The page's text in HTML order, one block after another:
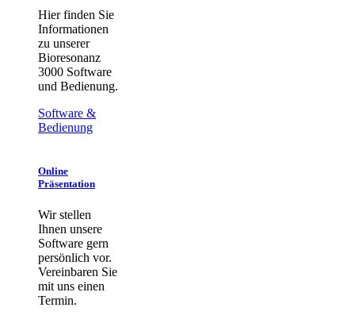
Hier finden Sie
Informationen
zu unserer
Bioresonanz
3000 Software
und Bedienung.
Software &
Bedienung
Online
Präsentation
Wir stellen
Ihnen unsere
Software gern
persönlich vor.
Vereinbaren Sie
mit uns einen
Termin.